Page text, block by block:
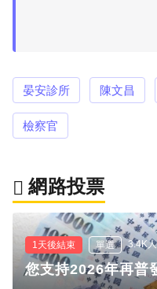
晏安診所 陳文昌
檢察官
網路投票
1天後結束 單選 3.4K
您支持2026年再普